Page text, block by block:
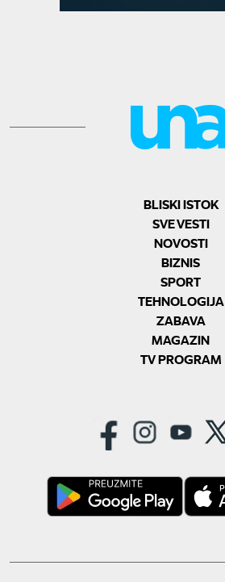
BLISKI ISTOK
SVE VESTI
NOVOSTI
BIZNIS
SPORT
TEHNOLOGIJA
ZABAVA
MAGAZIN
TV PROGRAM